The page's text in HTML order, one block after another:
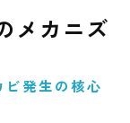
メカニズ
発生の核心